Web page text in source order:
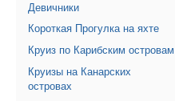
Девичники
Короткая Прогулка на яхте
Круиз по Карибским островам
Круизы на Канарских
островах